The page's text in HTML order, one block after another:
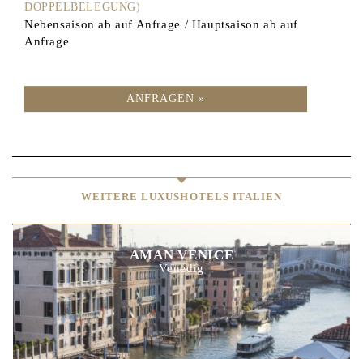
DOPPELBELEGUNG)
Nebensaison ab auf Anfrage / Hauptsaison ab auf
Anfrage
ANFRAGEN »
WEITERE LUXUSHOTELS ITALIEN
AMAN VENICE
Venedig